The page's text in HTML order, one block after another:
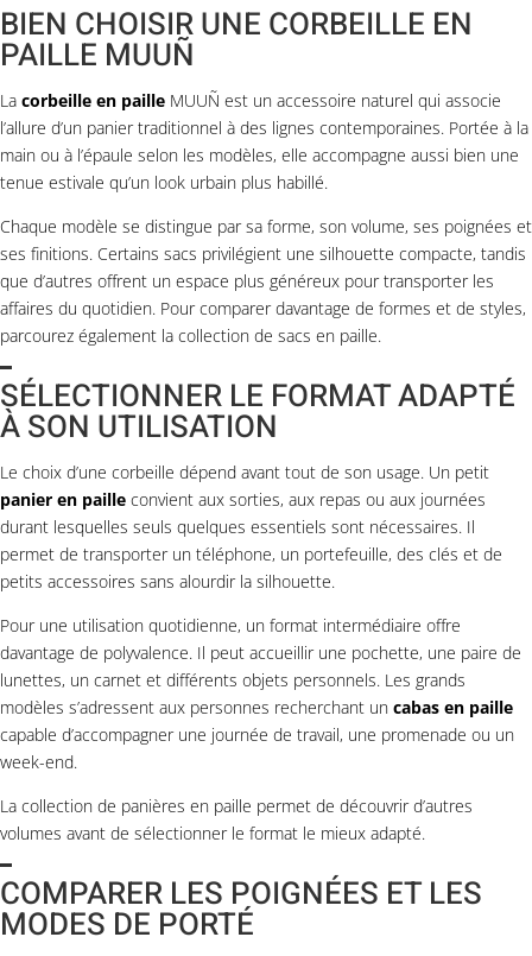
BIEN CHOISIR UNE CORBEILLE EN
PAILLE MUUÑ
La corbeille en paille MUUÑ est un accessoire naturel qui associe
l’allure d’un panier traditionnel à des lignes contemporaines. Portée à la
main ou à l’épaule selon les modèles, elle accompagne aussi bien une
tenue estivale qu’un look urbain plus habillé.
Chaque modèle se distingue par sa forme, son volume, ses poignées et
ses finitions. Certains sacs privilégient une silhouette compacte, tandis
que d’autres offrent un espace plus généreux pour transporter les
affaires du quotidien. Pour comparer davantage de formes et de styles,
parcourez également la collection de sacs en paille.
SÉLECTIONNER LE FORMAT ADAPTÉ
À SON UTILISATION
Le choix d’une corbeille dépend avant tout de son usage. Un petit
panier en paille convient aux sorties, aux repas ou aux journées
durant lesquelles seuls quelques essentiels sont nécessaires. Il
permet de transporter un téléphone, un portefeuille, des clés et de
petits accessoires sans alourdir la silhouette.
Pour une utilisation quotidienne, un format intermédiaire offre
davantage de polyvalence. Il peut accueillir une pochette, une paire de
lunettes, un carnet et différents objets personnels. Les grands
modèles s’adressent aux personnes recherchant un cabas en paille
capable d’accompagner une journée de travail, une promenade ou un
week-end.
La collection de panières en paille permet de découvrir d’autres
volumes avant de sélectionner le format le mieux adapté.
COMPARER LES POIGNÉES ET LES
MODES DE PORTÉ